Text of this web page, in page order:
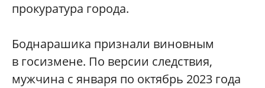
прокуратура города.
Боднарашика признали виновным
в госизмене. По версии следствия,
мужчина с января по октябрь 2023 года